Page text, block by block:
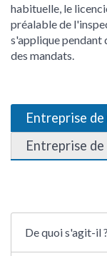
habituelle, le
préalable de
s'applique pendant
des mandats.
Entreprise de
Entreprise
De quoi s'agit-il ?